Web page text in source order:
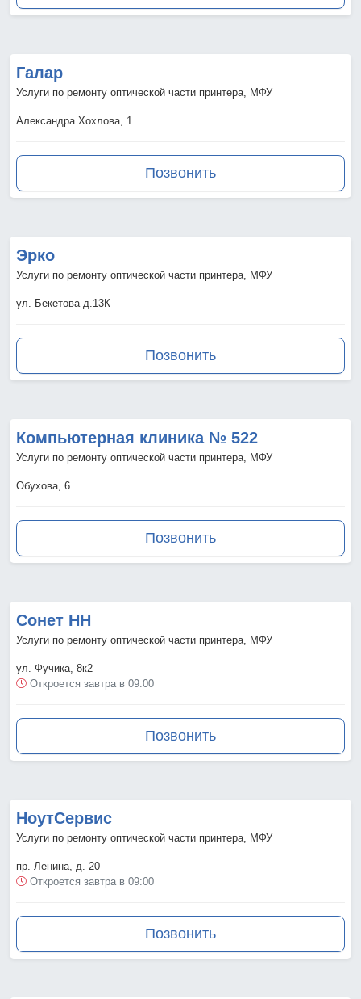
Галар
Услуги по ремонту оптической части принтера, МФУ
Александра Хохлова, 1
Позвонить
Эрко
Услуги по ремонту оптической части принтера, МФУ
ул. Бекетова д.13К
Позвонить
Компьютерная клиника № 522
Услуги по ремонту оптической части принтера, МФУ
Обухова, 6
Позвонить
Сонет НН
Услуги по ремонту оптической части принтера, МФУ
ул. Фучика, 8к2
Откроется завтра в 09:00
Позвонить
НоутСервис
Услуги по ремонту оптической части принтера, МФУ
пр. Ленина, д. 20
Откроется завтра в 09:00
Позвонить